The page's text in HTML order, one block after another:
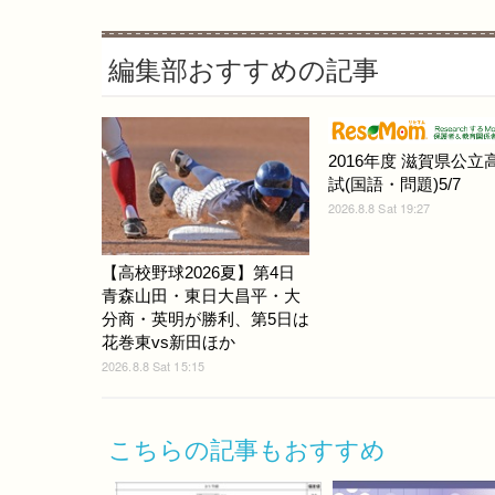
編集部おすすめの記事
【高校野球2026夏】第4日
青森山田・東日大昌平・大
分商・英明が勝利、第5日は
花巻東vs新田ほか
2026.8.8 Sat 15:15
2016年度 滋賀県公立
試(国語・問題)5/7
2026.8.8 Sat 19:27
こちらの記事もおすすめ